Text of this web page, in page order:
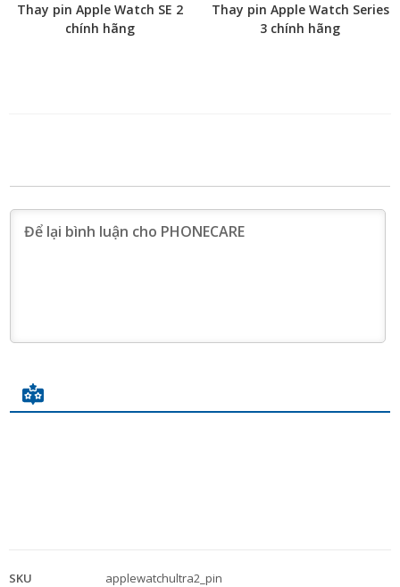
Thay pin Apple Watch SE 2
chính hãng
Thay pin Apple Watch Series
3 chính hãng
SKU applewatchultra2_pin